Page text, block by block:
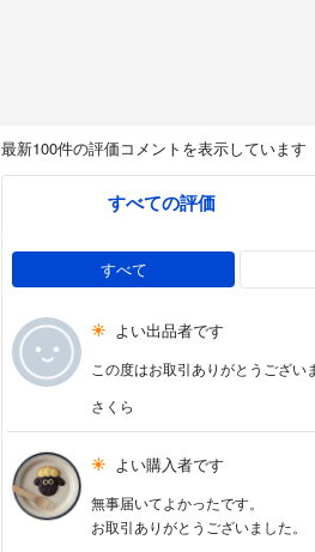
最新100件の評価コメントを表示しています
すべての評価
すべて
よい出品者です
この度はお取引ありがとうござい
さくら
よい購入者です
無事届いてよかったです。
お取引ありがとうございました。